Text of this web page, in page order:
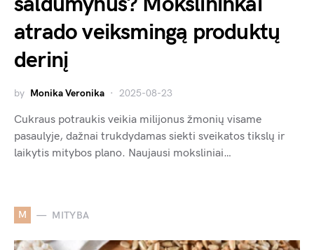
atrado veiksmingą produktų
derinį
by Monika Veronika 2025-08-23
Cukraus potraukis veikia milijonus žmonių visame
pasaulyje, dažnai trukdydamas siekti sveikatos tikslų ir
laikytis mitybos plano. Naujausi moksliniai…
M MITYBA